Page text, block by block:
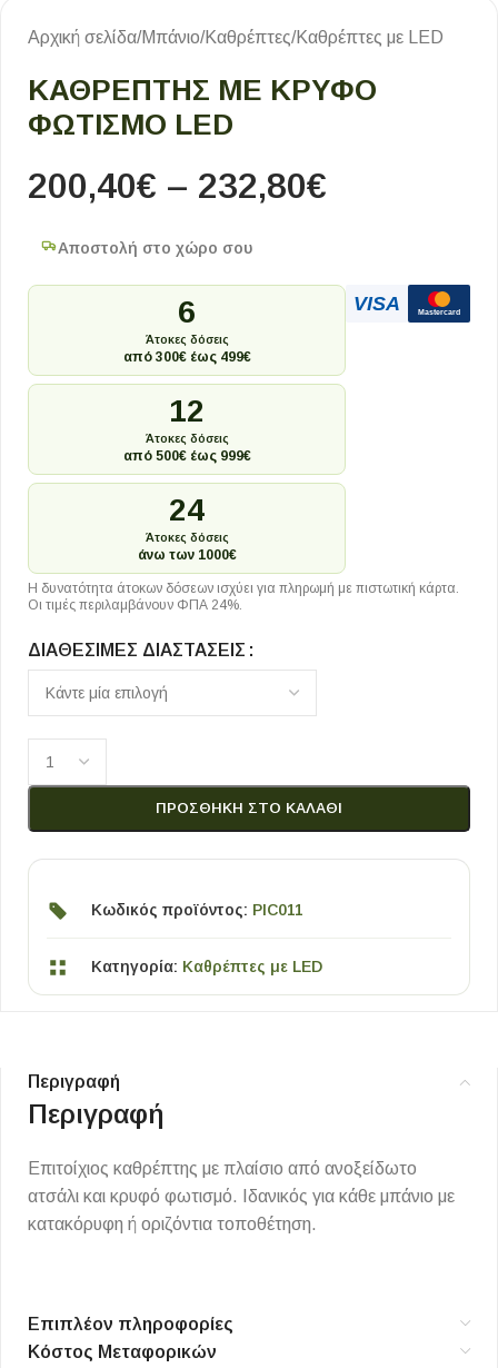
Αρχική σελίδα/Μπάνιο/Καθρέπτες/Καθρέπτες με LED
ΚΑΘΡΈΠΤΗΣ ΜΕ ΚΡΥΦΌ
ΦΩΤΙΣΜΌ LED
200,40€ – 232,80€
Αποστολή στο χώρο σου
6
Άτοκες δόσεις
από 300€ έως 499€
12
Άτοκες δόσεις
από 500€ έως 999€
24
Άτοκες δόσεις
άνω των 1000€
VISA Mastercard
Η δυνατότητα άτοκων δόσεων ισχύει για πληρωμή με πιστωτική κάρτα.
Οι τιμές περιλαμβάνουν ΦΠΑ 24%.
ΔΙΑΘΈΣΙΜΕΣ ΔΙΑΣΤΆΣΕΙΣ
ΠΡΟΣΘΉΚΗ ΣΤΟ ΚΑΛΆΘΙ
Κωδικός προϊόντος: PIC011
Κατηγορία: Καθρέπτες με LED
Περιγραφή
Περιγραφή
Επιτοίχιος καθρέπτης με πλαίσιο από ανοξείδωτο
ατσάλι και κρυφό φωτισμό. Ιδανικός για κάθε μπάνιο με
κατακόρυφη ή οριζόντια τοποθέτηση.
Επιπλέον πληροφορίες
Κόστος Μεταφορικών